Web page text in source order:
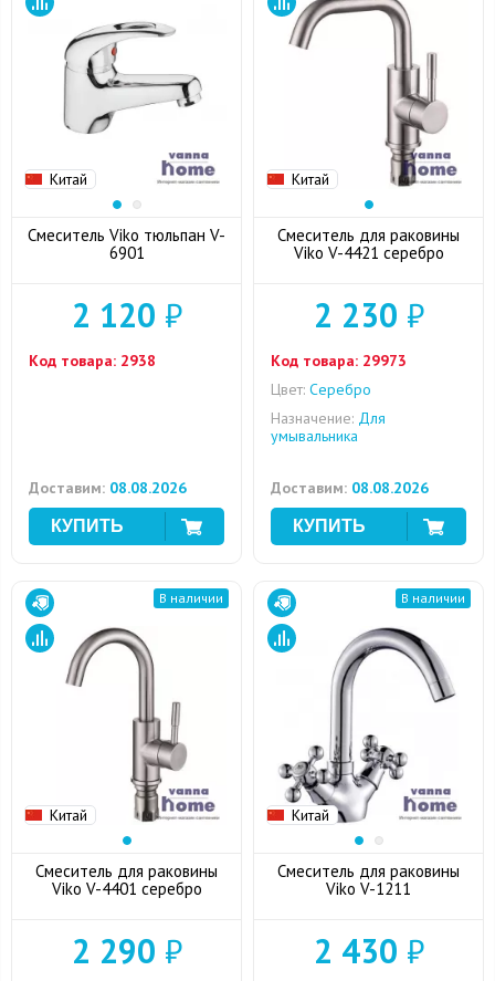
Китай
Смеситель Viko тюльпан V-
6901
2 120 ₽
Код товара: 2938
Доставим: 08.08.2026
Китай
Смеситель для раковины
Viko V-4421 серебро
2 230 ₽
Код товара: 29973
Цвет: Серебро
Назначение: Для
умывальника
Доставим: 08.08.2026
Китай
В наличии
Смеситель для раковины
Viko V-4401 серебро
2 290 ₽
Китай
В наличии
Смеситель для раковины
Viko V-1211
2 430 ₽